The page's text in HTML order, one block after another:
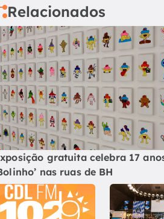
Relacionados
gratuita celebra 17
nas ruas de BH